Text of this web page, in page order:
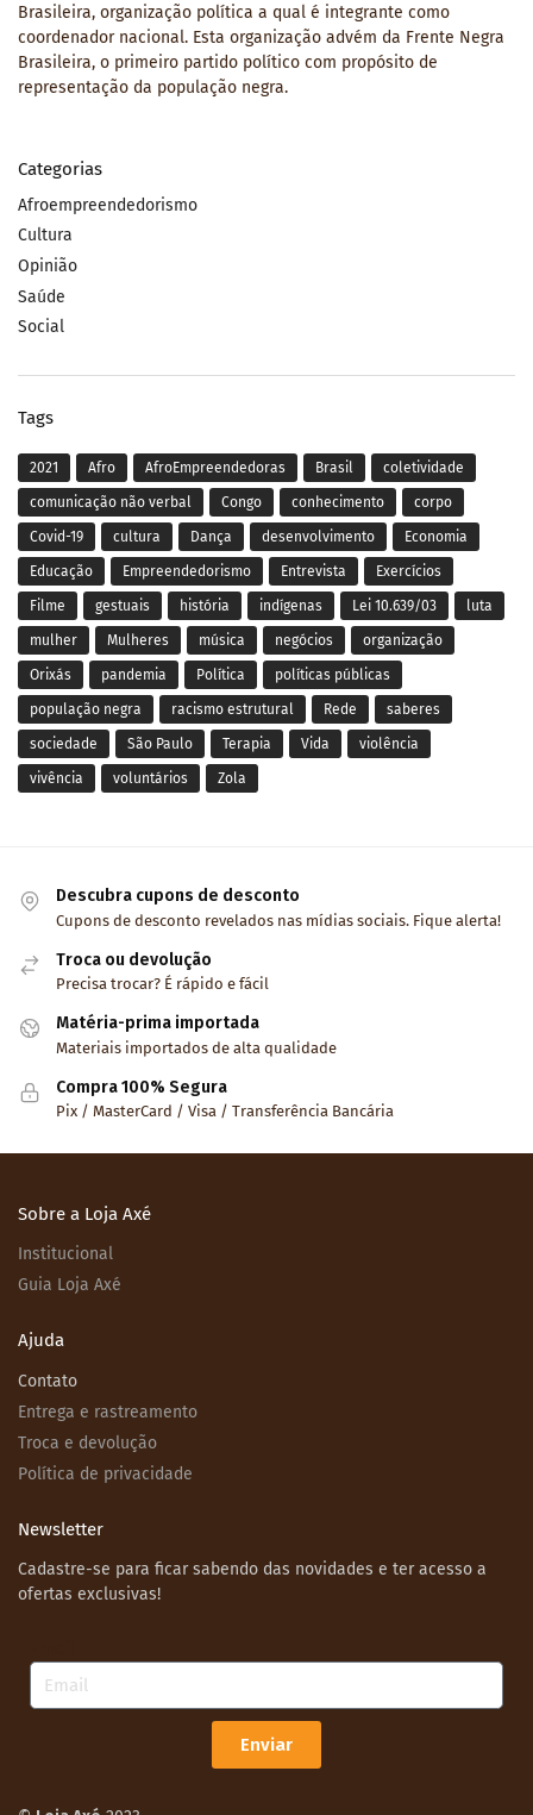
Brasileira, organização política a qual é integrante como
coordenador nacional. Esta organização advém da Frente Negra
Brasileira, o primeiro partido político com propósito de
representação da população negra.
Categorias
Afroempreendedorismo
Cultura
Opinião
Saúde
Social
Tags
2021 Afro AfroEmpreendedoras Brasil coletividade
comunicação não verbal Congo conhecimento corpo
Covid-19 cultura Dança desenvolvimento Economia
Educação Empreendedorismo Entrevista Exercícios
Filme gestuais história indígenas Lei 10.639/03 luta
mulher Mulheres música negócios organização
Orixás pandemia Política políticas públicas
população negra racismo estrutural Rede saberes
sociedade São Paulo Terapia Vida violência
vivência voluntários Zola
Descubra cupons de desconto
Cupons de desconto revelados nas mídias sociais. Fique alerta!
Troca ou devolução
Precisa trocar? É rápido e fácil
Matéria-prima importada
Materiais importados de alta qualidade
Compra 100% Segura
Pix / MasterCard / Visa / Transferência Bancária
Sobre a Loja Axé
Institucional
Guia Loja Axé
Ajuda
Contato
Entrega e rastreamento
Troca e devolução
Política de privacidade
Newsletter
Cadastre-se para ficar sabendo das novidades e ter acesso a
ofertas exclusivas!
Enviar